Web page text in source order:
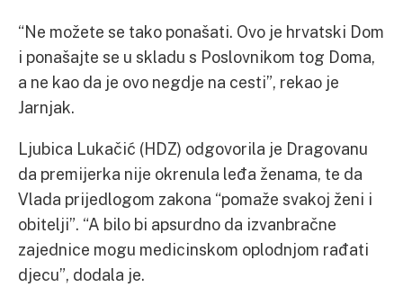
“Ne možete se tako ponašati. Ovo je hrvatski Dom
i ponašajte se u skladu s Poslovnikom tog Doma,
a ne kao da je ovo negdje na cesti”, rekao je
Jarnjak.
Ljubica Lukačić (HDZ) odgovorila je Dragovanu
da premijerka nije okrenula leđa ženama, te da
Vlada prijedlogom zakona “pomaže svakoj ženi i
obitelji”. “A bilo bi apsurdno da izvanbračne
zajednice mogu medicinskom oplodnjom rađati
djecu”, dodala je.